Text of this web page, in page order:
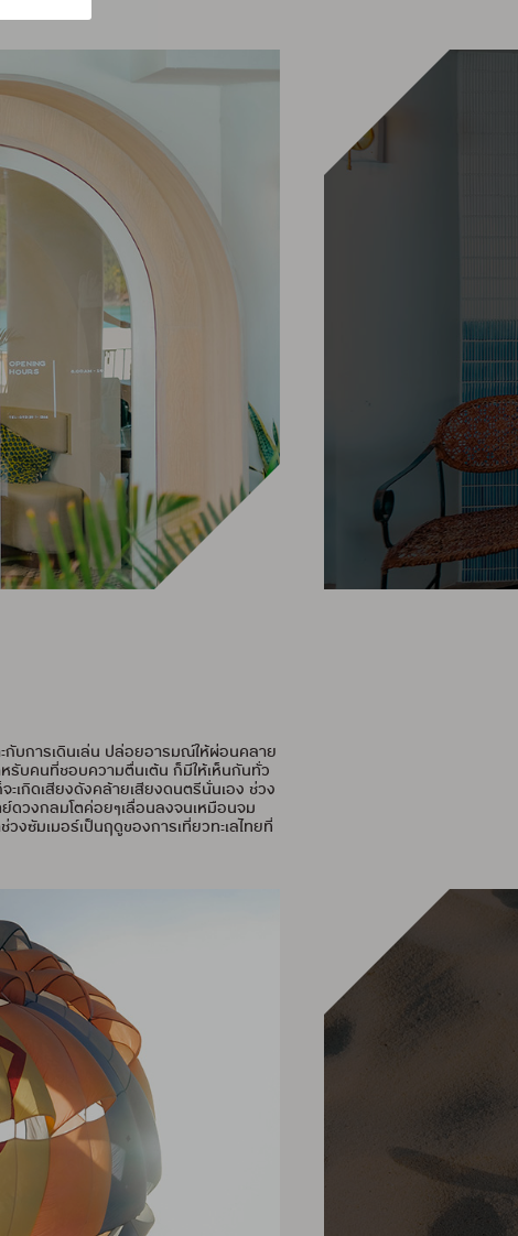
กับการเดินเล่น ปล่อยอารมณ์ให้ผ่อนคลาย
รับคนที่ชอบความตื่นเต้น ก็มีให้เห็นกันทั่ว
เกิดเสียงดังคล้ายเสียงดนตรีนั่นเอง ช่วง
ดวงกลมโตค่อยๆเลื่อนลงจนเหมือนจม
งซัมเมอร์เป็นฤดูของการเที่ยวทะเลไทยที่